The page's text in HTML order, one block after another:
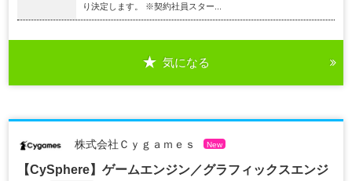
り決定します。 ※契約社員スター...
気になる
株式会社Ｃｙｇａｍｅｓ New
【CySphere】ゲームエンジン／グラフィックスエンジ